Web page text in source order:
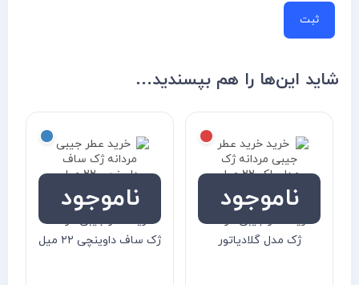
شاید این‌ها را هم بپسندید…
ناموجود
خرید عطر جیبی مردانه
ژک مدل گلادیاتور
ناموجود
خرید عطر جیبی مردانه
ژک ساف داوینچی ۲۲ میل